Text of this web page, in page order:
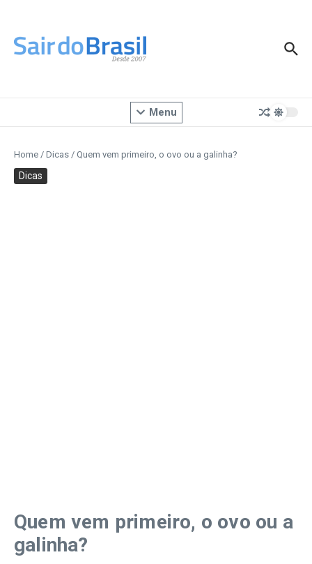
Menu
Home / Dicas / Quem vem primeiro, o ovo ou a galinha?
Dicas
Quem vem primeiro, o ovo ou a
galinha?